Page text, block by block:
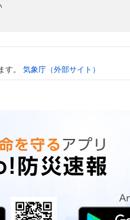
。
気象庁（外部サイト）